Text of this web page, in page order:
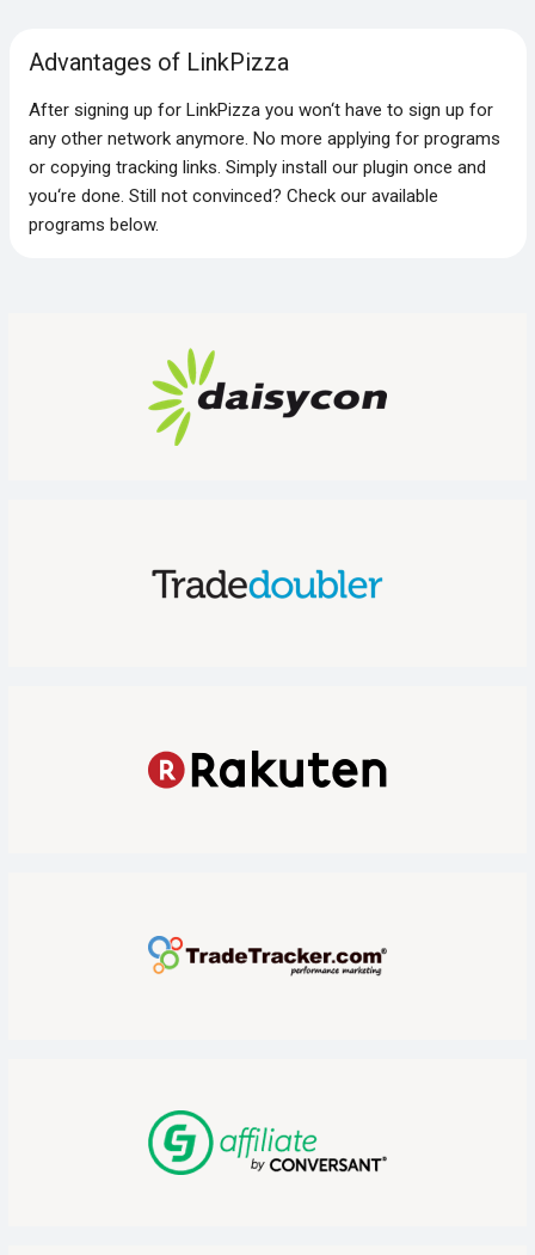
Advantages of LinkPizza
After signing up for LinkPizza you won‘t have to sign up for
any other network anymore. No more applying for programs
or copying tracking links. Simply install our plugin once and
you‘re done. Still not convinced? Check our available
programs below.